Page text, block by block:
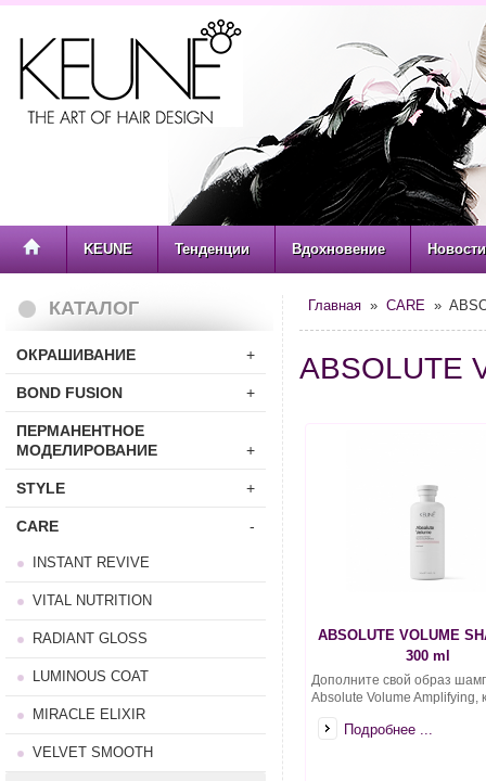
KEUNE Тенденции Вдохновение Новости
КАТАЛОГ
ОКРАШИВАНИЕ +
BOND FUSION +
ПЕРМАНЕНТНОЕ
МОДЕЛИРОВАНИЕ
+
STYLE +
CARE -
INSTANT REVIVE
VITAL NUTRITION
RADIANT GLOSS
LUMINOUS COAT
MIRACLE ELIXIR
VELVET SMOOTH
Главная » CARE »
ABSOLUTE
ABSOLUTE VOLUME
300 ml
Дополните свой образ
Absolute Volume Amplifying,
Подробнее ...